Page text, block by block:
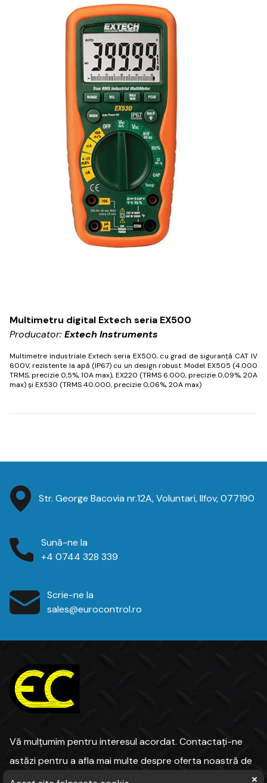
Multimetru digital Extech seria EX500
Producator: Extech Instruments
Multimetre industriale Extech seria EX500, cu grad de siguranță CAT IV
600V, rezistente la apă (IP67) cu un design robust. Model EX505 (4.000
TRMS, precizie 0,5%, 10A max), EX220 (TRMS 6.000, precizie 0,09%, 20A
max) și EX530 (TRMS 40.000, precizie 0,06%, 20A max)
Str. George Bacovia nr.12A, Voluntari, Ilfov, 077190
Sună-ne la
+4 0744 328 339
Scrie-ne la
sales@eurocontrol.ro
Vă mulțumim pentru interesul acordat. Contactați-ne
astăzi pentru a afla mai multe despre oferta noastră de